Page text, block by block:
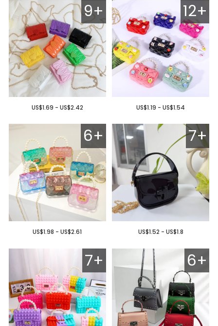
9+
US$1.69 - US$2.42
12+
US$1.19 - US$1.54
6+
US$1.98 - US$2.61
7+
US$1.52 - US$1.8
7+ 6+